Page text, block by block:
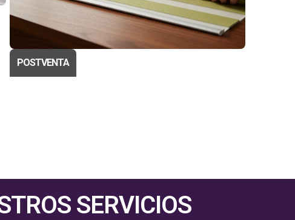
POSTVENTA
SERVICIOS